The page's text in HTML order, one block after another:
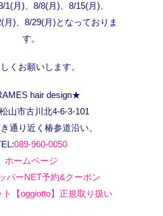
1(月)、8/8(月)、8/15(月)、
月)、8/29(月)となっておりま
す。
くお願いします。
hair design★
山市古川北4-6-3-101
通り近く椿参道沿い。
089-960-0050
ホームページ
パーNET予約&クーポン
【oggiotto】正規取り扱い